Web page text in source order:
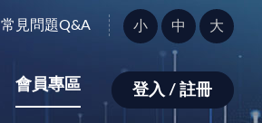
常見問題Q&A
字
型
小：
小 中 大
會員專區 登入 / 註冊